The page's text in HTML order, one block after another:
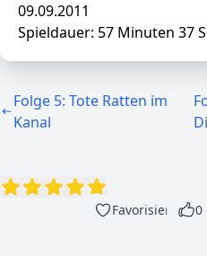
09.09.2011
Spieldauer: 57 Minuten 37
Folge 5: Tote Ratten im
Kanal
Favorisieren 0